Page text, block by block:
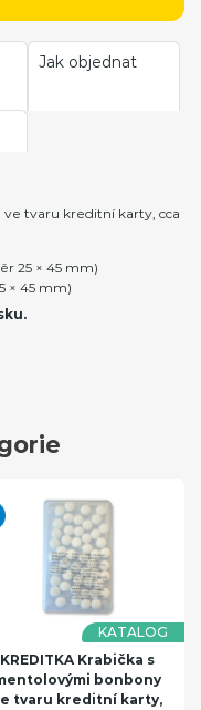
Jak objednat
tvaru kreditní karty, cca
25 × 45 mm)
× 45 mm)
KATALOG
KREDITKA Krabička s
bonbony
tvaru kreditní karty,